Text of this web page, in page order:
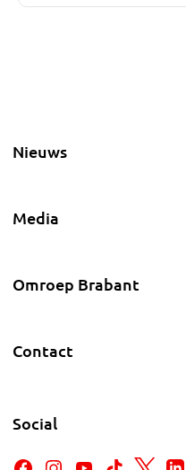
Nieuws
Media
Omroep Brabant
Contact
Social